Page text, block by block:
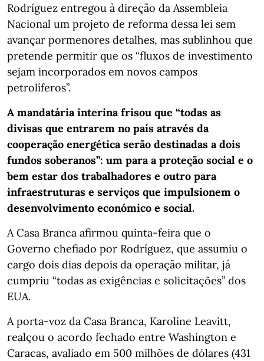
Rodríguez entregou à direção da Assembleia
Nacional um projeto de reforma dessa lei sem
avançar pormenores detalhes, mas sublinhou que
pretende permitir que os “fluxos de investimento
sejam incorporados em novos campos
petrolíferos”.
A mandatária interina frisou que “todas as
divisas que entrarem no país através da
cooperação energética serão destinadas a dois
fundos soberanos”: um para a proteção social e o
bem estar dos trabalhadores e outro para
infraestruturas e serviços que impulsionem o
desenvolvimento económico e social.
A Casa Branca afirmou quinta-feira que o
Governo chefiado por Rodríguez, que assumiu o
cargo dois dias depois da operação militar, já
cumpriu “todas as exigências e solicitações” dos
EUA.
A porta-voz da Casa Branca, Karoline Leavitt,
realçou o acordo fechado entre Washington e
Caracas, avaliado em 500 milhões de dólares (431